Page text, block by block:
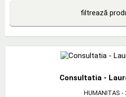
filtrează
Consultatia -
HUMANITAS -